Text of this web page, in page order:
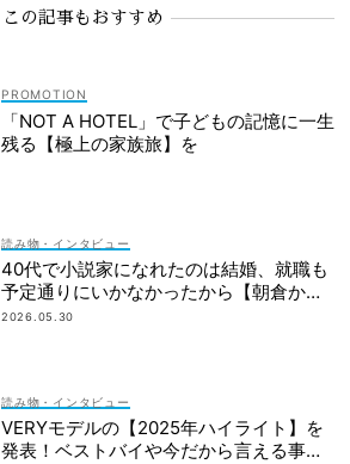
この記事もおすすめ
「NOT A HOTEL」で子どもの記憶に一生
残る【極上の家族旅】を
読み物・インタビュー
40代で小説家になれたのは結婚、就職も
予定通りにいかなかったから【朝倉かす
みさん】
2026.05.30
読み物・インタビュー
VERYモデルの【2025年ハイライト】を
発表！ベストバイや今だから言える事件